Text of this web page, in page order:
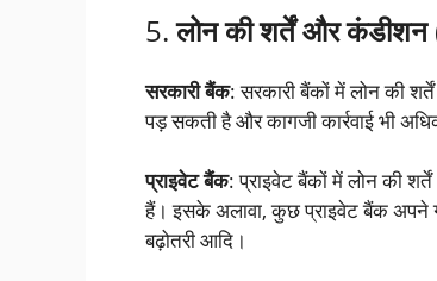
5.लोन की शर्तें और
सरकारी बैंक: सरकारी बैंकों में लोन की
पड़ सकती है और कागजी कार्रवाई भी
प्राइवेट बैंक: प्राइवेट बैंकों में लोन की
हैं। इसके अलावा, कुछ प्राइवेट बैंक अपने
बढ़ोतरी आदि।